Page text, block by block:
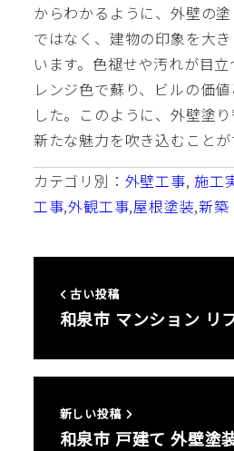
からわかるように、外壁の
ではなく、建物の印象を大
います。色褪せや汚れが目
レンジ色で蘇り、ビルの価
した。このように、外壁塗
新たな魅力を吹き込むことが
カテゴリ別： 外壁工事, 施工
工事,外観工事,屋根塗装,新築
古い投稿
和泉市 マンション リ
新しい投稿
和泉市 戸建て 外壁塗